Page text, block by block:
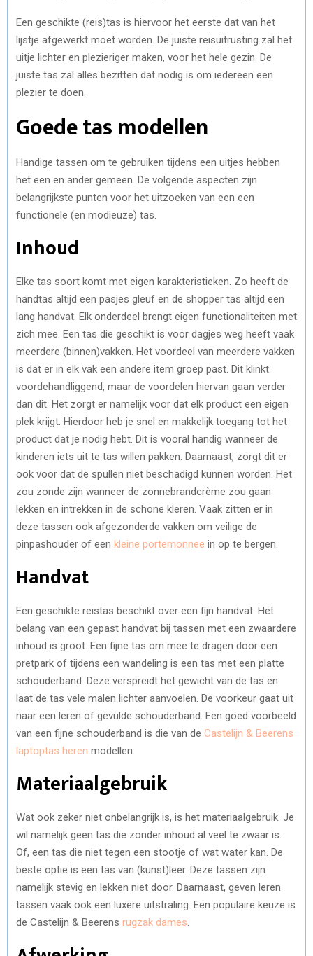
Een geschikte (reis)tas is hiervoor het eerste dat van het
lijstje afgewerkt moet worden. De juiste reisuitrusting zal het
uitje lichter en plezieriger maken, voor het hele gezin. De
juiste tas zal alles bezitten dat nodig is om iedereen een
plezier te doen.
Goede tas modellen
Handige tassen om te gebruiken tijdens een uitjes hebben
het een en ander gemeen. De volgende aspecten zijn
belangrijkste punten voor het uitzoeken van een een
functionele (en modieuze) tas.
Inhoud
Elke tas soort komt met eigen karakteristieken. Zo heeft de
handtas altijd een pasjes gleuf en de shopper tas altijd een
lang handvat. Elk onderdeel brengt eigen functionaliteiten met
zich mee. Een tas die geschikt is voor dagjes weg heeft vaak
meerdere (binnen)vakken. Het voordeel van meerdere vakken
is dat er in elk vak een andere item groep past. Dit klinkt
voordehandliggend, maar de voordelen hiervan gaan verder
dan dit. Het zorgt er namelijk voor dat elk product een eigen
plek krijgt. Hierdoor heb je snel en makkelijk toegang tot het
product dat je nodig hebt. Dit is vooral handig wanneer de
kinderen iets uit te tas willen pakken. Daarnaast, zorgt dit er
ook voor dat de spullen niet beschadigd kunnen worden. Het
zou zonde zijn wanneer de zonnebrandcrème zou gaan
lekken en intrekken in de schone kleren. Vaak zitten er in
deze tassen ook afgezonderde vakken om veilige de
pinpashouder of een kleine portemonnee in op te bergen.
Handvat
Een geschikte reistas beschikt over een fijn handvat. Het
belang van een gepast handvat bij tassen met een zwaardere
inhoud is groot. Een fijne tas om mee te dragen door een
pretpark of tijdens een wandeling is een tas met een platte
schouderband. Deze verspreidt het gewicht van de tas en
laat de tas vele malen lichter aanvoelen. De voorkeur gaat uit
naar een leren of gevulde schouderband. Een goed voorbeeld
van een fijne schouderband is die van de Castelijn & Beerens
laptoptas heren modellen.
Materiaalgebruik
Wat ook zeker niet onbelangrijk is, is het materiaalgebruik. Je
wil namelijk geen tas die zonder inhoud al veel te zwaar is.
Of, een tas die niet tegen een stootje of wat water kan. De
beste optie is een tas van (kunst)leer. Deze tassen zijn
namelijk stevig en lekken niet door. Daarnaast, geven leren
tassen vaak ook een luxere uitstraling. Een populaire keuze is
de Castelijn & Beerens rugzak dames